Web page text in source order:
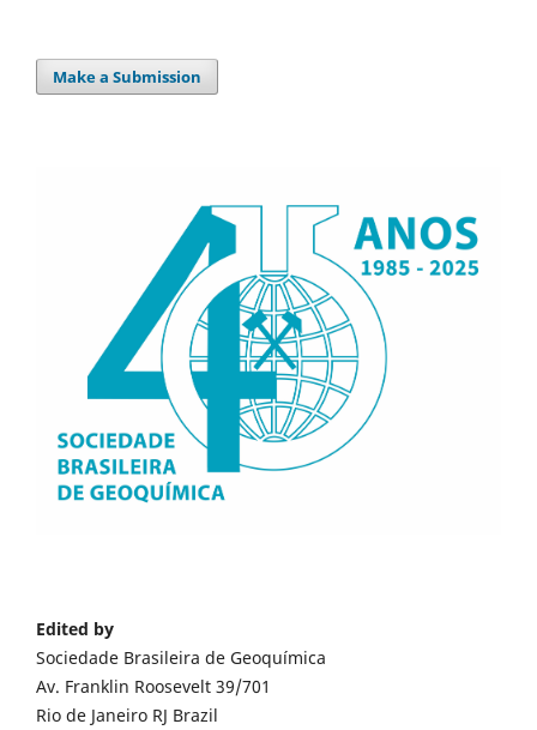
Make a Submission
Edited by
Sociedade Brasileira de Geoquímica
Av. Franklin Roosevelt 39/701
Rio de Janeiro RJ Brazil